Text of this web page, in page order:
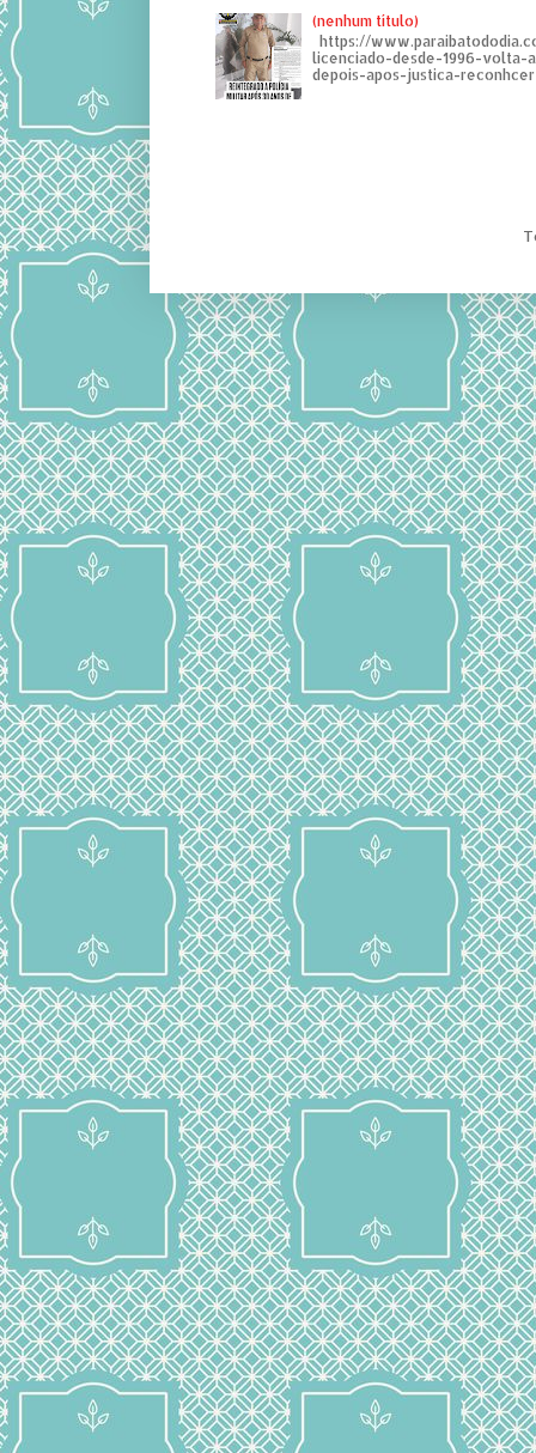
(nenhum título)
https://
licenciado-desde-1996-volta-
depois-apos-justica-